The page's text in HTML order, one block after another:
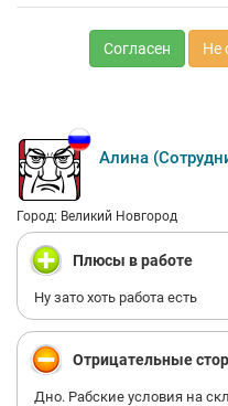
Согласен Не
Алина
Город: Великий Новгород
Плюсы в работе
Ну зато хоть работа есть
Отрицательные
Дно. Рабские условия на